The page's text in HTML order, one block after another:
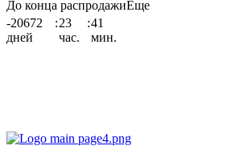
До конца распродажиЕще
-20672
:23 :41
дней
час. мин.